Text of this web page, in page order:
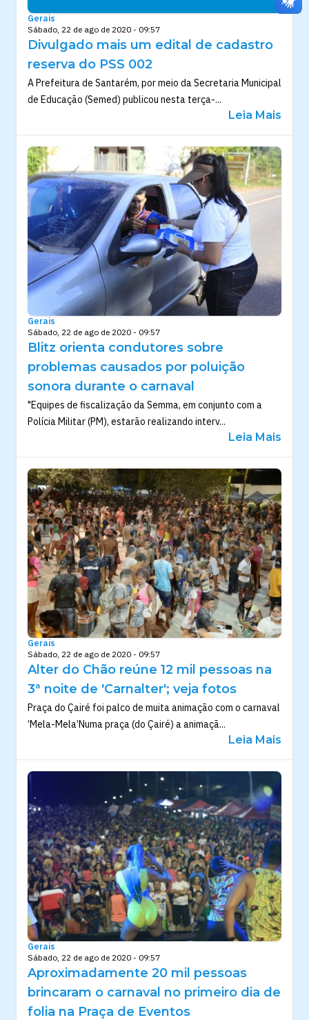
Gerais
Sábado, 22 de ago de 2020 - 09:57
Divulgado mais um edital de cadastro
reserva do PSS 002
A Prefeitura de Santarém, por meio da Secretaria Municipal
de Educação (Semed) publicou nesta terça-...
Leia Mais
Gerais
Sábado, 22 de ago de 2020 - 09:57
Blitz orienta condutores sobre
problemas causados por poluição
sonora durante o carnaval
"Equipes de fiscalização da Semma, em conjunto com a
Polícia Militar (PM), estarão realizando interv...
Leia Mais
Gerais
Sábado, 22 de ago de 2020 - 09:57
Alter do Chão reúne 12 mil pessoas na
3ª noite de 'Carnalter'; veja fotos
Praça do Çairé foi palco de muita animação com o carnaval
’Mela-Mela’Numa praça (do Çairé) a animaçã...
Leia Mais
Gerais
Sábado, 22 de ago de 2020 - 09:57
Aproximadamente 20 mil pessoas
brincaram o carnaval no primeiro dia de
folia na Praça de Eventos